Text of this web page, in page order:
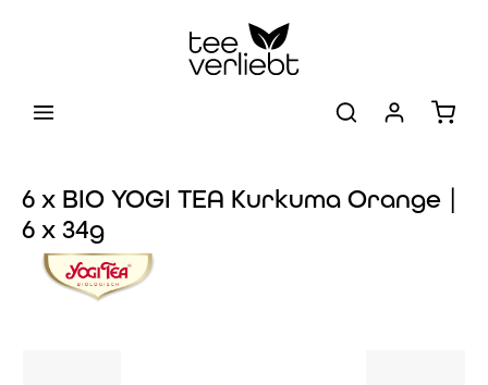
6 x BIO YOGI TEA Kurkuma Orange |
6 x 34g